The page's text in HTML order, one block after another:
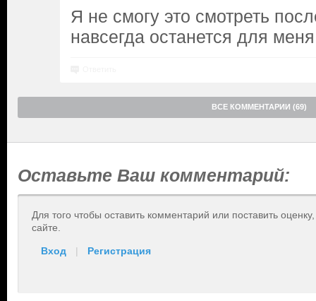
Я не смогу это смотреть
навсегда останется для
ВСЕ КОММЕНТАРИИ (69)
Оставьте Ваш комментарий:
Для того чтобы оставить комментарий или поставить
сайте.
Вход | Регистрация